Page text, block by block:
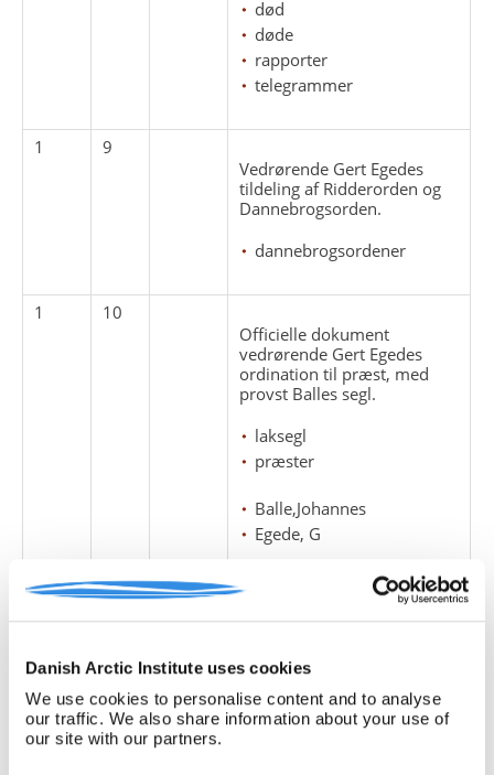
Danish Arctic Institute uses cookies
We use cookies to personalise content and to analyse
our traffic. We also share information about your use of
our site with our partners.
død
døde
rapporter
telegrammer
1
9
Vedrørende Gert Egedes
tildeling af Ridderorden og
Dannebrogsorden.
dannebrogsordener
1
10
Officielle dokument
vedrørende Gert Egedes
ordination til præst, med
provst Balles segl.
laksegl
præster
Balle,Johannes
Egede, G
1
11
Taler ved - Biskop
i Narsaq - indvielsen af ny
præstebolig og skole i
Narsaq.